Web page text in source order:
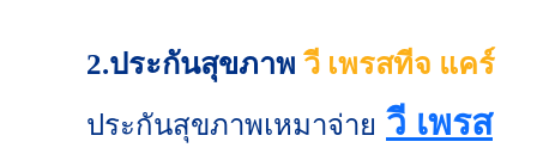
2.ประกันสุขภาพ วี เพรสทีจ แคร์
ประกันสุขภาพเหมาจ่าย วี เพรส